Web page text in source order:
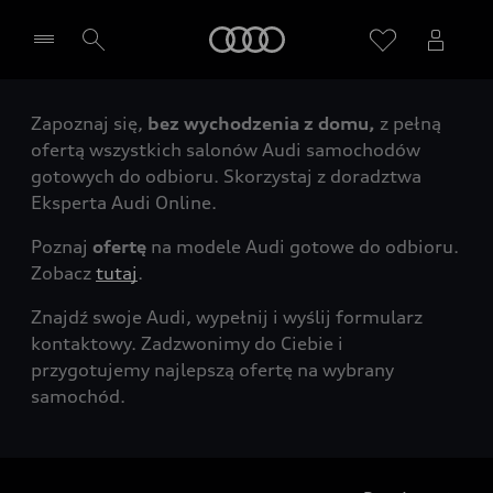
Wybierz Twojego Partnera Audi
Zapoznaj się, bez wychodzenia z domu, z pełną
ofertą wszystkich salonów Audi samochodów
gotowych do odbioru. Skorzystaj z doradztwa
Eksperta Audi Online.
Poznaj ofertę na modele Audi gotowe do odbioru.
Zobacz tutaj.
Znajdź swoje Audi, wypełnij i wyślij formularz
kontaktowy. Zadzwonimy do Ciebie i
przygotujemy najlepszą ofertę na wybrany
samochód.